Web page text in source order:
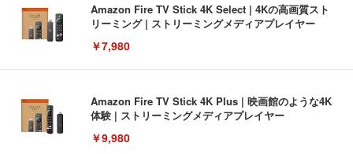
Amazon Fire TV Stick 4K Select | 4Kの高画質スト
リーミング | ストリーミングメディアプレイヤー
￥7,980
Amazon Fire TV Stick 4K Plus | 映画館のような4K
体験 | ストリーミングメディアプレイヤー
￥9,980